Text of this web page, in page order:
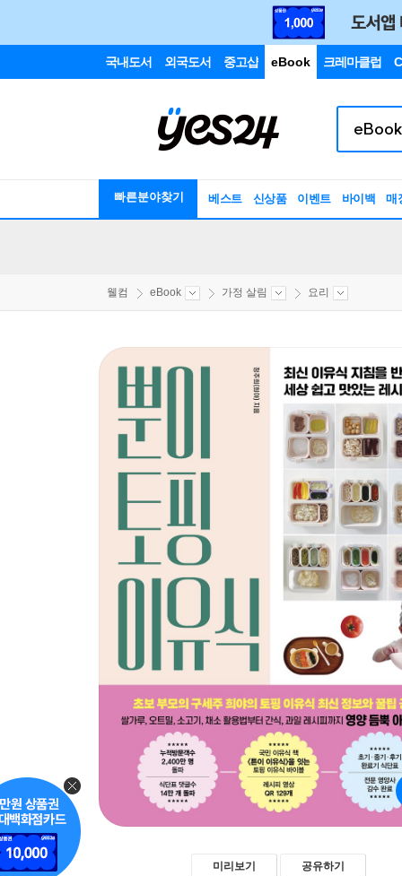
국내도서 외국도서 중고샵 eBook 크레마클럽
빠른분야찾기 베스트 신상품 이벤트 바이백 매
웰컴 eBook 가정 살림 요리
미리보기 공유하기